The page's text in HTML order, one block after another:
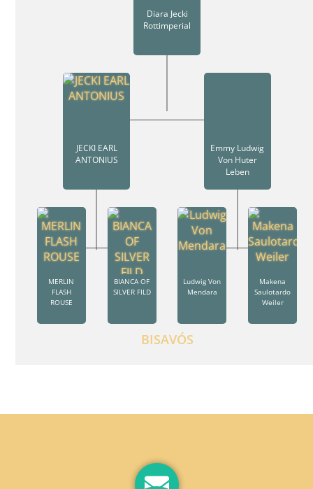
Diara Jecki
Rottimperial
JECKI EARL
ANTONIUS
Emmy Ludwig
Von Huter
Leben
MERLIN
FLASH
ROUSE
BIANCA OF
SILVER FILD
Ludwig Von
Mendara
Makena
Saulotardo
Weiler
BISAVÓS